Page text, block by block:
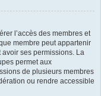
l’accès des membres et
membre peut appartenir
ses permissions. La
permet aux
de plusieurs membres
ou rendre accessible